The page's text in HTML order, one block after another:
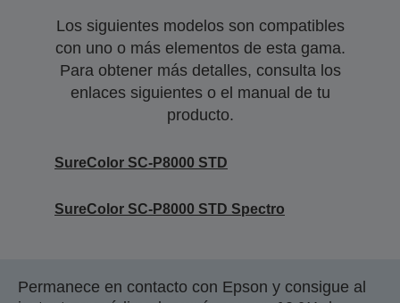
Los siguientes modelos son compatibles
con uno o más elementos de esta gama.
Para obtener más detalles, consulta los
enlaces siguientes o el manual de tu
producto.
SureColor SC-P8000 STD
SureColor SC-P8000 STD Spectro
Permanece en contacto con Epson y consigue al